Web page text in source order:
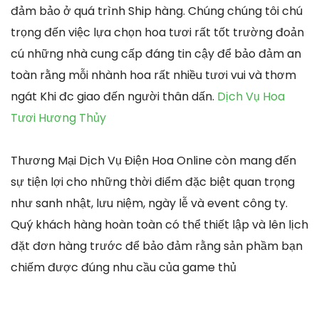
đảm bảo ở quá trình Ship hàng. Chúng chúng tôi chú
trọng đến việc lựa chọn hoa tươi rất tốt trường đoản
cú những nhà cung cấp đáng tin cậy để bảo đảm an
toàn rằng mỗi nhành hoa rất nhiều tươi vui và thơm
ngát Khi đc giao đến người thân dấn. Dịch Vụ Hoa
Tươi Hương Thủy
Thương Mại Dịch Vụ Điện Hoa Online còn mang đến
sự tiện lợi cho những thời điểm đặc biệt quan trọng
như sanh nhật, lưu niệm, ngày lễ và event công ty.
Quý khách hàng hoàn toàn có thể thiết lập và lên lịch
đặt đơn hàng trước để bảo đảm rằng sản phầm bạn
chiếm được đúng nhu cầu của game thủ